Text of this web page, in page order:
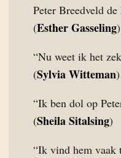
Peter Breedveld
(Esther Gasseling)
“Nu weet ik het
(Sylvia Witteman)
“Ik ben dol op
(Sheila Sitalsing)
“Ik vind hem vaak